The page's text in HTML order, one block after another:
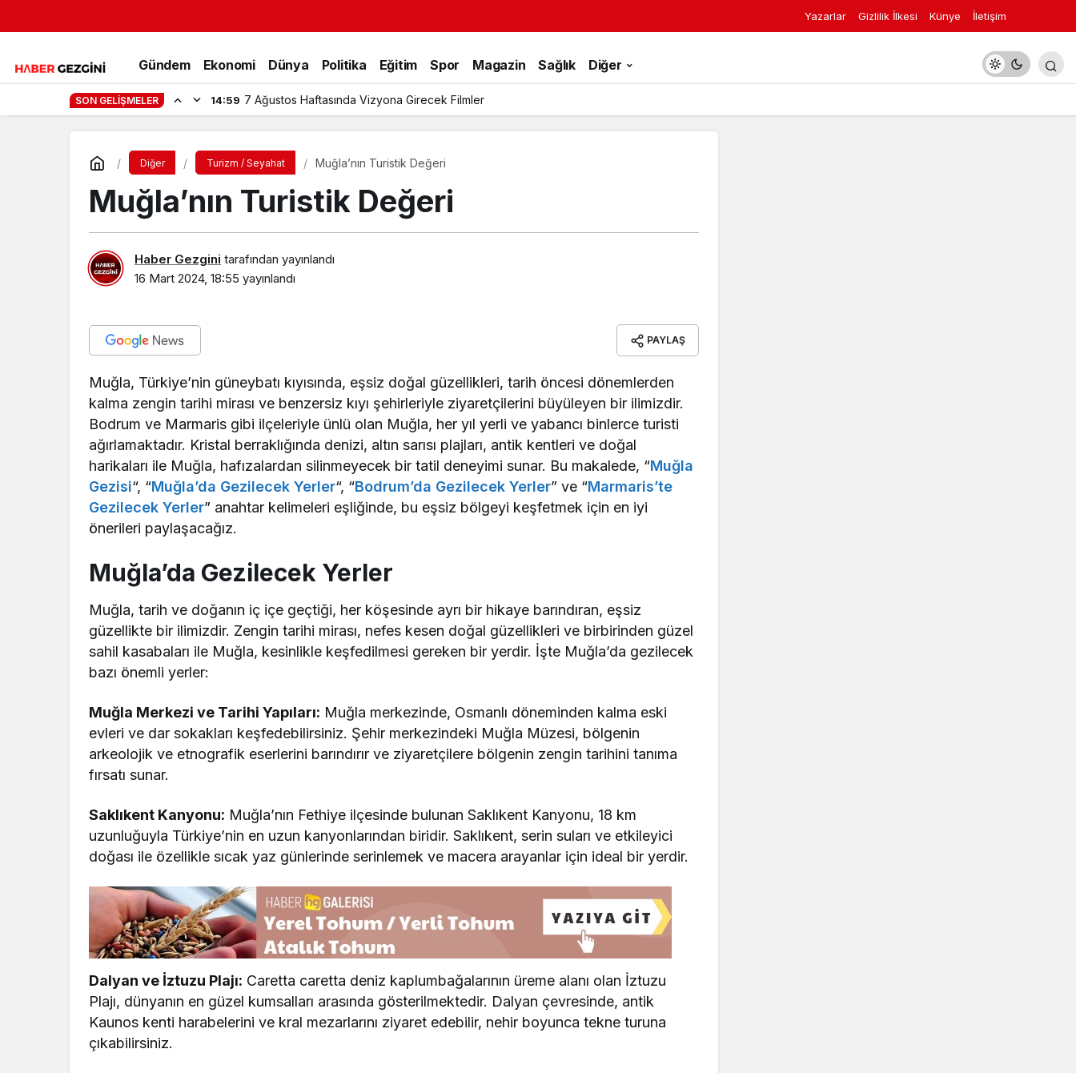
Yazarlar Gizlilik İlkesi Künye İletişim
Gündem Ekonomi Dünya Politika Eğitim Spor Magazin Sağlık Diğer
SON GELIŞMELER 14:59 7 Ağustos Haftasında Vizyona Girecek Filmler
Diğer Turizm / Seyahat Muğla’nın Turistik Değeri
Muğla’nın Turistik Değeri
Haber Gezgini tarafından yayınlandı
16 Mart 2024, 18:55 yayınlandı
PAYLAŞ
Muğla, Türkiye’nin güneybatı kıyısında, eşsiz doğal güzellikleri, tarih öncesi dönemlerden
kalma zengin tarihi mirası ve benzersiz kıyı şehirleriyle ziyaretçilerini büyüleyen bir ilimizdir.
Bodrum ve Marmaris gibi ilçeleriyle ünlü olan Muğla, her yıl yerli ve yabancı binlerce turisti
ağırlamaktadır. Kristal berraklığında denizi, altın sarısı plajları, antik kentleri ve doğal
harikaları ile Muğla, hafızalardan silinmeyecek bir tatil deneyimi sunar. Bu makalede, “Muğla
Gezisi“, “Muğla’da Gezilecek Yerler“, “Bodrum’da Gezilecek Yerler” ve “Marmaris’te
Gezilecek Yerler” anahtar kelimeleri eşliğinde, bu eşsiz bölgeyi keşfetmek için en iyi
önerileri paylaşacağız.
Muğla’da Gezilecek Yerler
Muğla, tarih ve doğanın iç içe geçtiği, her köşesinde ayrı bir hikaye barındıran, eşsiz
güzellikte bir ilimizdir. Zengin tarihi mirası, nefes kesen doğal güzellikleri ve birbirinden güzel
sahil kasabaları ile Muğla, kesinlikle keşfedilmesi gereken bir yerdir. İşte Muğla’da gezilecek
bazı önemli yerler:
Muğla Merkezi ve Tarihi Yapıları: Muğla merkezinde, Osmanlı döneminden kalma eski
evleri ve dar sokakları keşfedebilirsiniz. Şehir merkezindeki Muğla Müzesi, bölgenin
arkeolojik ve etnografik eserlerini barındırır ve ziyaretçilere bölgenin zengin tarihini tanıma
fırsatı sunar.
Saklıkent Kanyonu: Muğla’nın Fethiye ilçesinde bulunan Saklıkent Kanyonu, 18 km
uzunluğuyla Türkiye’nin en uzun kanyonlarından biridir. Saklıkent, serin suları ve etkileyici
doğası ile özellikle sıcak yaz günlerinde serinlemek ve macera arayanlar için ideal bir yerdir.
Dalyan ve İztuzu Plajı: Caretta caretta deniz kaplumbağalarının üreme alanı olan İztuzu
Plajı, dünyanın en güzel kumsalları arasında gösterilmektedir. Dalyan çevresinde, antik
Kaunos kenti harabelerini ve kral mezarlarını ziyaret edebilir, nehir boyunca tekne turuna
çıkabilirsiniz.